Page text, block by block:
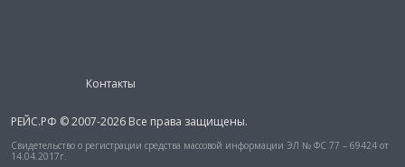
Контакты
РЕЙС.РФ © 2007-2026 Все права защищены.
Свидетельство о регистрации средства массовой информации ЭЛ № ФС 77 – 69424 от
14.04.2017г.